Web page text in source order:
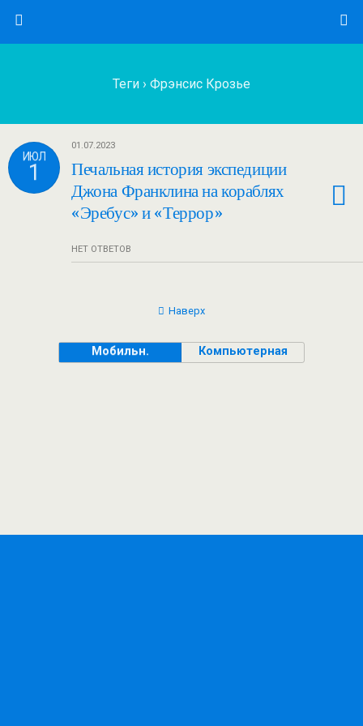
Теги › Фрэнсис Крозье
ИЮЛ
1
01.07.2023
Печальная история экспедиции
Джона Франклина на кораблях
«Эребус» и «Террор»
НЕТ ОТВЕТОВ
Наверх
Мобильн. Компьютерная